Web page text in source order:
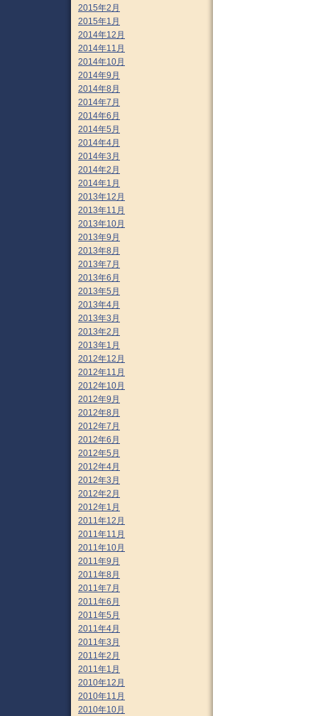
2015年2月
2015年1月
2014年12月
2014年11月
2014年10月
2014年9月
2014年8月
2014年7月
2014年6月
2014年5月
2014年4月
2014年3月
2014年2月
2014年1月
2013年12月
2013年11月
2013年10月
2013年9月
2013年8月
2013年7月
2013年6月
2013年5月
2013年4月
2013年3月
2013年2月
2013年1月
2012年12月
2012年11月
2012年10月
2012年9月
2012年8月
2012年7月
2012年6月
2012年5月
2012年4月
2012年3月
2012年2月
2012年1月
2011年12月
2011年11月
2011年10月
2011年9月
2011年8月
2011年7月
2011年6月
2011年5月
2011年4月
2011年3月
2011年2月
2011年1月
2010年12月
2010年11月
2010年10月